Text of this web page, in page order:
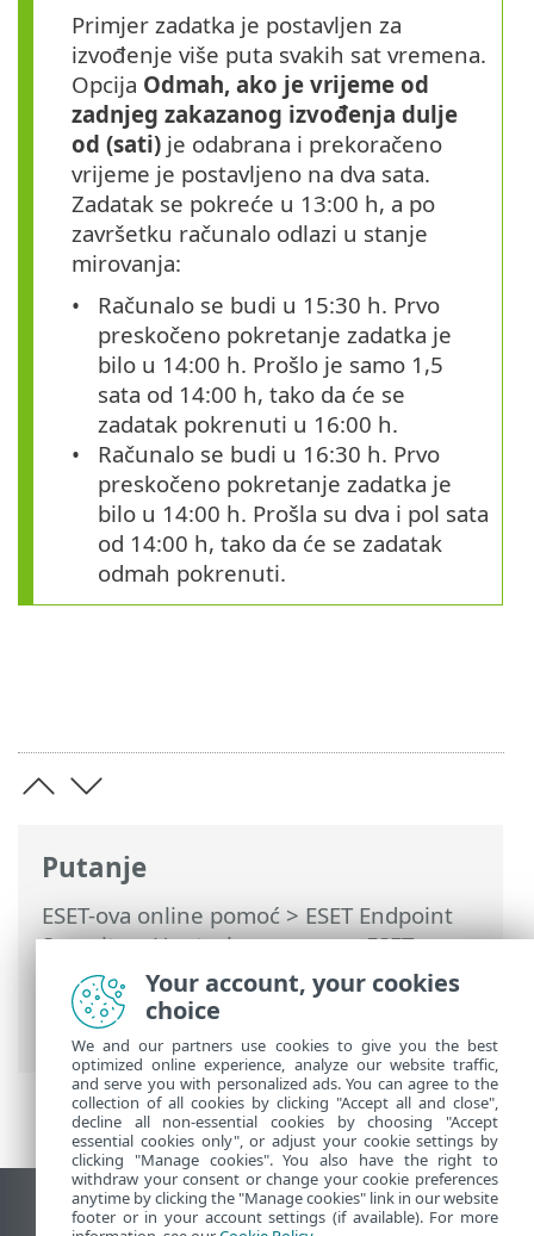
Putanje
ESET-ova online pomoć>ESET Endpoint
Security>Upotreba programa ESET
Endpoint Security>Alati >Planer>
Dijaloški prozori – planer > Preskočeni
zadatak
Primjer zadatka je postavljen za
izvođenje više puta svakih sat vremena.
Opcija Odmah, ako je vrijeme od
zadnjeg zakazanog izvođenja dulje
od (sati) je odabrana i prekoračeno
vrijeme je postavljeno na dva sata.
Zadatak se pokreće u 13:00 h, a po
završetku računalo odlazi u stanje
mirovanja:
Računalo se budi u 15:30 h. Prvo
preskočeno pokretanje zadatka je
bilo u 14:00 h. Prošlo je samo 1,5
sata od 14:00 h, tako da će se
zadatak pokrenuti u 16:00 h.
Računalo se budi u 16:30 h. Prvo
preskočeno pokretanje zadatka je
bilo u 14:00 h. Prošla su dva i pol sata
od 14:00 h, tako da će se zadatak
odmah pokrenuti.
Prikaži stranicu za radnu površinu
Your account, your cookies
choice
We and our partners use cookies to give you the best
optimized online experience, analyze our website traffic,
and serve you with personalized ads. You can agree to the
collection of all cookies by clicking "Accept all and close",
decline all non-essential cookies by choosing "Accept
essential cookies only", or adjust your cookie settings by
clicking "Manage cookies". You also have the right to
withdraw your consent or change your cookie preferences
anytime by clicking the "Manage cookies" link in our website
footer or in your account settings (if available). For more